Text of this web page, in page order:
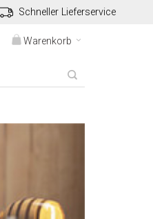
Schneller Lieferservice
Warenkorb